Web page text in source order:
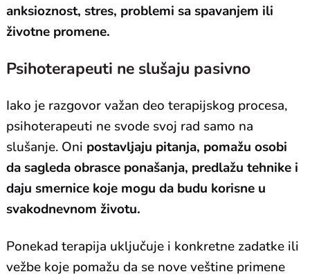
anksioznost, stres, problemi sa spavanjem ili
životne promene.
Psihoterapeuti ne slušaju pasivno
Iako je razgovor važan deo terapijskog procesa,
psihoterapeuti ne svode svoj rad samo na
slušanje. Oni postavljaju pitanja, pomažu osobi
da sagleda obrasce ponašanja, predlažu tehnike i
daju smernice koje mogu da budu korisne u
svakodnevnom životu.
Ponekad terapija uključuje i konkretne zadatke ili
vežbe koje pomažu da se nove veštine primene